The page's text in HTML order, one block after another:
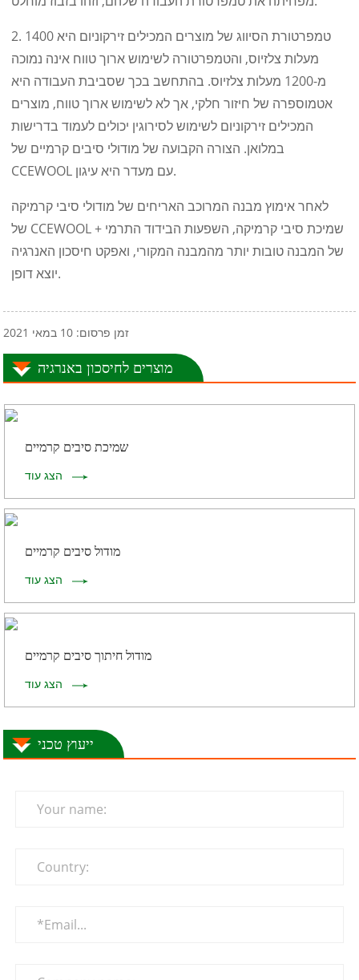
2. טמפרטורת הסיווג של מוצרים המכילים זירקוניום היא 1400
מעלות צלזיוס, והטמפרטורה לשימוש ארוך טווח אינה נמוכה
מ-1200 מעלות צלזיוס. בהתחשב בכך שסביבת העבודה היא
אטמוספרה של חיזור חלקי, אך לא לשימוש ארוך טווח, מוצרים
המכילים זירקוניום לשימוש לסירוגין יכולים לעמוד בדרישות
במלואן. הצורה הקבועה של מודולי סיבים קרמיים של
CCEWOOL עם מעדר היא עיגון.
לאחר אימוץ מבנה המרוכב האריחים של מודולי סיבי קרמיקה
של CCEWOOL + שמיכת סיבי קרמיקה, השפעות הבידוד התרמי
של המבנה טובות יותר מהמבנה המקורי, ואפקט חיסכון האנרגיה
יוצא דופן.
זמן פרסום: 10 במאי 2021
מוצרים לחיסכון באנרגיה
שמיכת סיבים קרמיים
הצג עוד
מודול סיבים קרמיים
הצג עוד
מודול חיתוך סיבים קרמיים
הצג עוד
ייעוץ טכני